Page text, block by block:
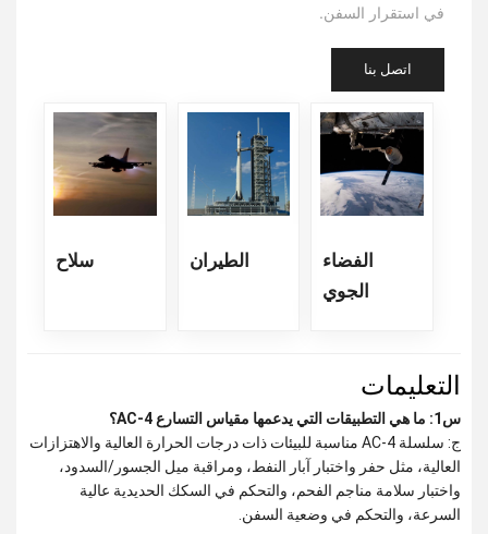
في استقرار السفن.
اتصل بنا
الفضاء
الجوي
الطيران سلاح
التعليمات
س1: ما هي التطبيقات التي يدعمها مقياس التسارع AC-4؟
ج: سلسلة AC-4 مناسبة للبيئات ذات درجات الحرارة العالية والاهتزازات
العالية، مثل حفر واختبار آبار النفط، ومراقبة ميل الجسور/السدود،
واختبار سلامة مناجم الفحم، والتحكم في السكك الحديدية عالية
السرعة، والتحكم في وضعية السفن.